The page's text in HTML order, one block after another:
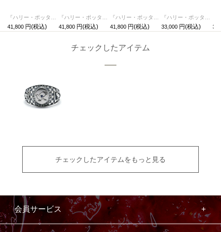
41,800
41,800
41,800
33,000
チェックしたアイテム
チェックしたアイテムをもっと見る
会員サービス